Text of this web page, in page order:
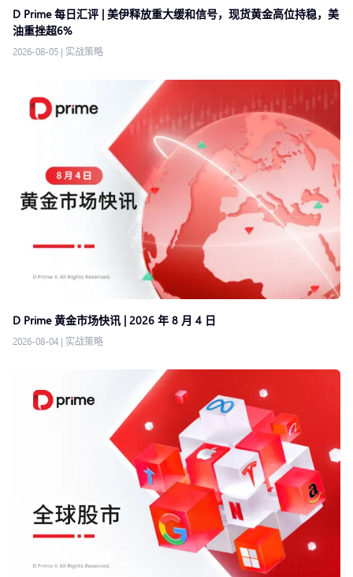
D Prime 每日汇评 | 美伊释放重大缓和信号，现货黄金高位持稳，美
油重挫超6%
2026-08-05 | 实战策略
D Prime 黄金市场快讯 | 2026 年 8 月 4 日
2026-08-04 | 实战策略